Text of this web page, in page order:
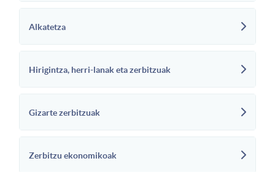
Alkatetza
Hirigintza, herri-lanak eta zerbitzuak
Gizarte zerbitzuak
Zerbitzu ekonomikoak